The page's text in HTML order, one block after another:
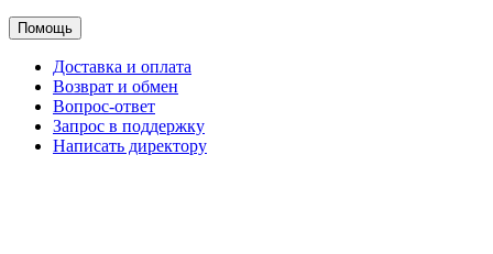
Помощь
Доставка и оплата
Возврат и обмен
Вопрос-ответ
Запрос в поддержку
Написать директору